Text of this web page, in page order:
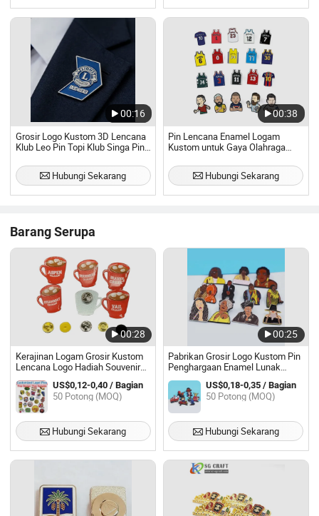
00:16
Grosir Logo Kustom 3D Lencana
Klub Leo Pin Topi Klub Singa Pin
Lencana Pin Kerah untuk Pakaian
Topi dengan Desain Gratis
Hubungi Sekarang
00:38
Pin Lencana Enamel Logam
Kustom untuk Gaya Olahraga
Sepak Bola
Hubungi Sekarang
Barang Serupa
00:28
Kerajinan Logam Grosir Kustom
Lencana Logo Hadiah Souvenir
Pin Topi
US$0,12-0,40 / Bagian
50 Potong (MOQ)
Hubungi Sekarang
00:25
Pabrikan Grosir Logo Kustom Pin
Penghargaan Enamel Lunak
Keras Logam Lencana Anime Pin
Kerah
US$0,18-0,35 / Bagian
50 Potong (MOQ)
Hubungi Sekarang